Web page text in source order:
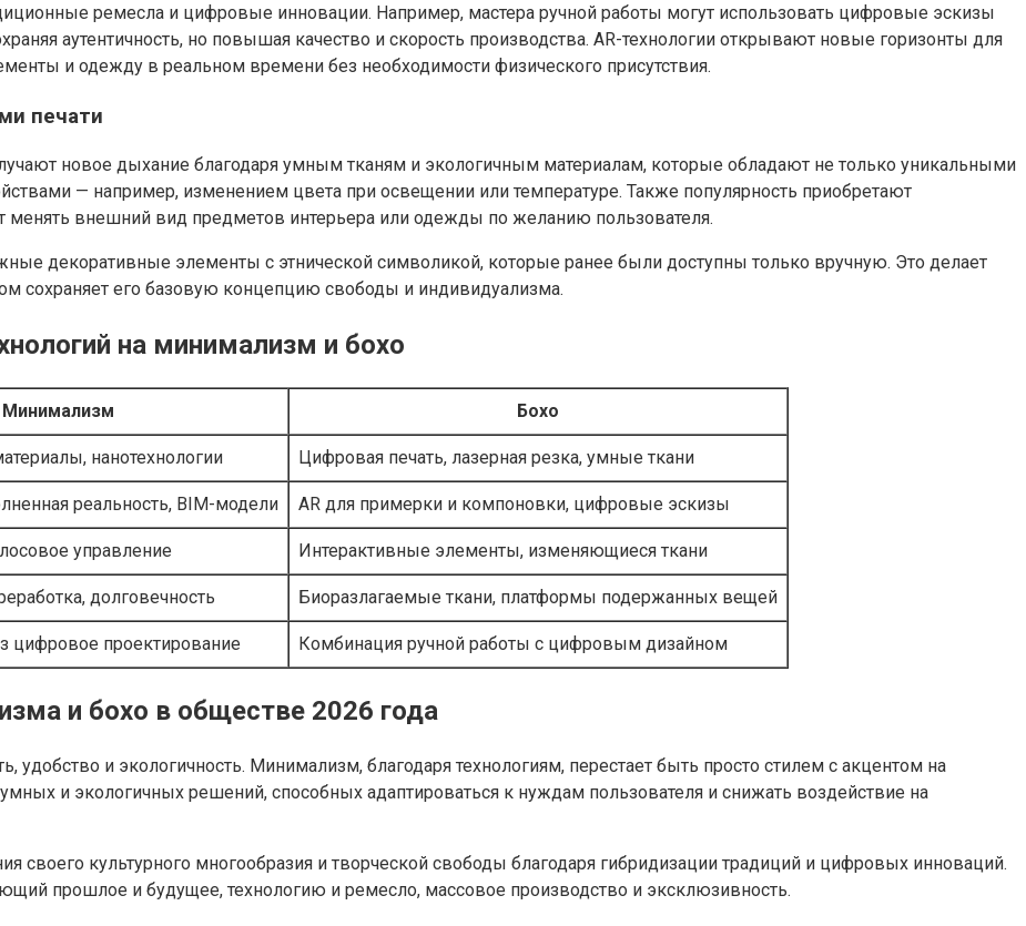
ремесла и цифровые инновации. Например, мастера ручной работы могут использовать цифровые эскизы
аутентичность, но повышая качество и скорость производства. AR-технологии открывают новые горизонты для
и одежду в реальном времени без необходимости физического присутствия.
печати
новое дыхание благодаря умным тканям и экологичным материалам, которые обладают не только уникальными
— например, изменением цвета при освещении или температуре. Также популярность приобретают
внешний вид предметов интерьера или одежды по желанию пользователя.
декоративные элементы с этнической символикой, которые ранее были доступны только вручную. Это делает
сохраняет его базовую концепцию свободы и индивидуализма.
на минимализм и бохо
Минимализм Бохо
нанотехнологии Цифровая печать, лазерная резка, умные ткани
реальность, BIM-модели AR для примерки и компоновки, цифровые эскизы
управление Интерактивные элементы, изменяющиеся ткани
долговечность Биоразлагаемые ткани, платформы подержанных вещей
цифровое проектирование Комбинация ручной работы с цифровым дизайном
и бохо в обществе 2026 года
и экологичность. Минимализм, благодаря технологиям, перестает быть просто стилем с акцентом на
и экологичных решений, способных адаптироваться к нуждам пользователя и снижать воздействие на
своего культурного многообразия и творческой свободы благодаря гибридизации традиций и цифровых инноваций.
прошлое и будущее, технологию и ремесло, массовое производство и эксклюзивность.